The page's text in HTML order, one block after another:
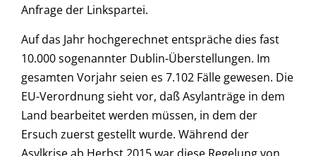
Anfrage der Linkspartei.
Auf das Jahr hochgerechnet entspräche dies fast
10.000 sogenannter Dublin-Überstellungen. Im
gesamten Vorjahr seien es 7.102 Fälle gewesen. Die
EU-Verordnung sieht vor, daß Asylanträge in dem
Land bearbeitet werden müssen, in dem der
Ersuch zuerst gestellt wurde. Während der